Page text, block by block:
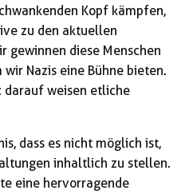
Kopf kämpfen,
zu den aktuellen
gewinnen diese Menschen
Nazis eine Bühne bieten.
darauf weisen etliche
dass es nicht möglich ist,
inhaltlich zu stellen.
eine hervorragende